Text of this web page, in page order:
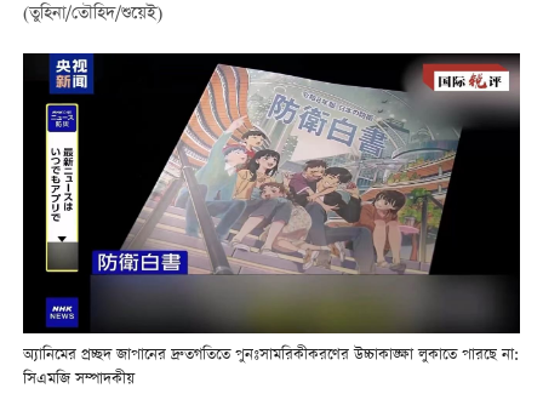
(তুহিনা/তৌহিদ/শুয়েই)
অ্যানিমের প্রচ্ছদ জাপানের দ্রুতগতিতে পুনঃসামরিকীকরণের উচ্চাকাঙ্ক্ষা লুকাতে পারছে না:
সিএমজি সম্পাদকীয়